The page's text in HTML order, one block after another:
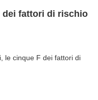
dei fattori di rischio